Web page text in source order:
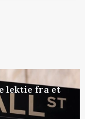
lektie fra et